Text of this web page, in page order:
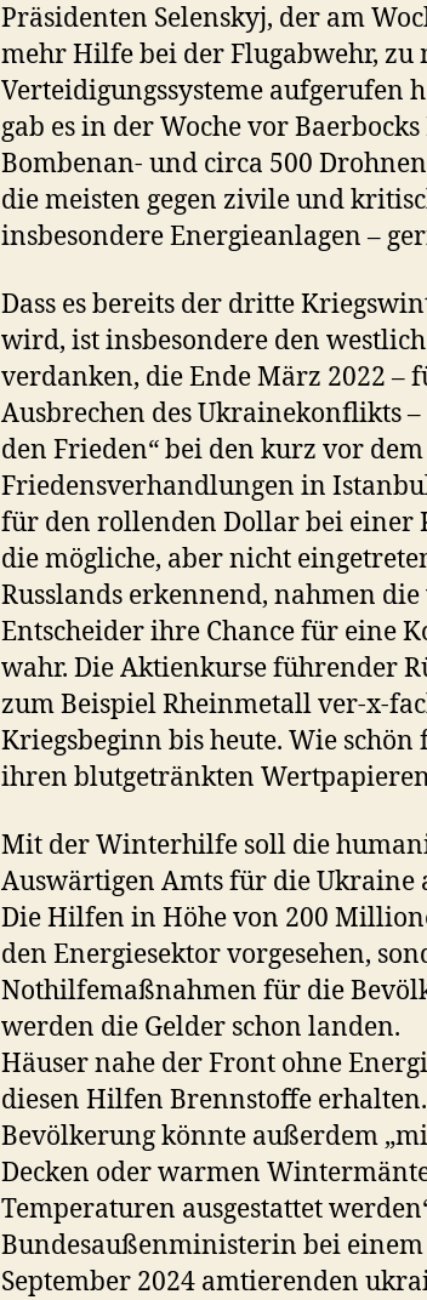
Präsidenten Selenskyj, der am
mehr Hilfe bei der Flugabwehr, zu
Verteidigungssysteme aufgerufen
gab es in der Woche vor
Bombenan- und circa 500
die meisten gegen zivile und
insbesondere Energieanlagen –
Dass es bereits der dritte
wird, ist insbesondere den
verdanken, die Ende März 2022 –
Ausbrechen des Ukrainekonflikts
den Frieden“ bei den kurz vor
Friedensverhandlungen in
für den rollenden Dollar bei einer
die mögliche, aber nicht
Russlands erkennend, nahmen
Entscheider ihre Chance für eine
wahr. Die Aktienkurse führender
zum Beispiel Rheinmetall ver-x-
Kriegsbeginn bis heute. Wie
ihren blutgetränkten
Mit der Winterhilfe soll die
Auswärtigen Amts für die Ukraine
Die Hilfen in Höhe von 200
den Energiesektor vorgesehen,
Nothilfemaßnahmen für die
werden die Gelder schon landen.
Häuser nahe der Front ohne
diesen Hilfen Brennstoffe
Bevölkerung könnte außerdem
Decken oder warmen
Temperaturen ausgestattet
Bundesaußenministerin bei
September 2024 amtierenden